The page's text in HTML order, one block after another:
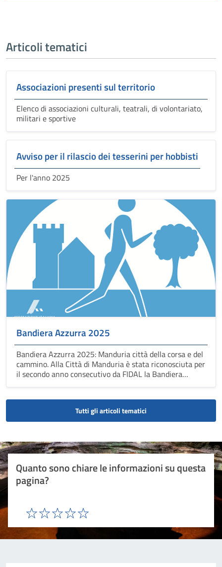
Articoli tematici
Associazioni presenti sul territorio
Elenco di associazioni culturali, teatrali, di volontariato,
militari e sportive
Avviso per il rilascio dei tesserini per hobbisti
Per l'anno 2025
Bandiera Azzurra 2025
Bandiera Azzurra 2025: Manduria città della corsa e del
cammino. Alla Città di Manduria è stata riconosciuta per
il secondo anno consecutivo da FIDAL la Bandiera
Azzurra.
Tutti gli articoli tematici
Quanto sono chiare le informazioni su questa
pagina?
Valuta 5 stelle su 5
Valuta 4 stelle su 5
Valuta 3 stelle su 5
Valuta 2 stelle su 5
Valuta 1 stelle su 5